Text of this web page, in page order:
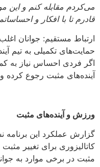
می‌کردم مقابله کنم و این
قادرم تا با افکار و
ارتباط مستقیم: جوانان
حمایت‌های تکمیلی به تیم
اگر فردی احساس نیاز به
آینده‌های مثبت رجوع
ورزش و آینده‌های مثبت
گزارش عملکرد این
کاتالیزوری برای تغییر
مثبت در برخی موارد به